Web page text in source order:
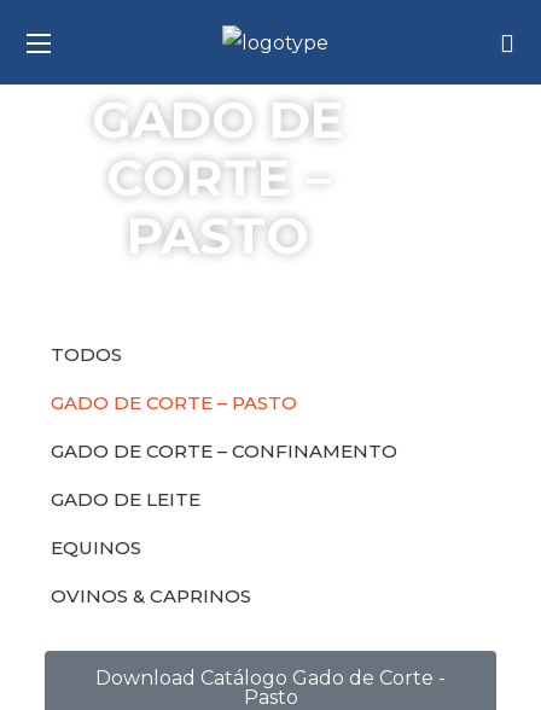
GADO DE
CORTE –
PASTO
TODOS
GADO DE CORTE – PASTO
GADO DE CORTE – CONFINAMENTO
GADO DE LEITE
EQUINOS
OVINOS & CAPRINOS
Download Catálogo Gado de Corte -
Pasto